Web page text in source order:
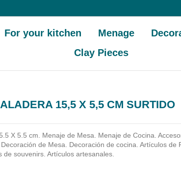
For your kitchen Menage
Clay Pieces
15,5 X 5,5 CM SURTIDO
X 5.5 cm. Menaje de Mesa. Menaje de Cocina.
de Mesa. Decoración de cocina. Artículos de
de souvenirs. Artículos artesanales.